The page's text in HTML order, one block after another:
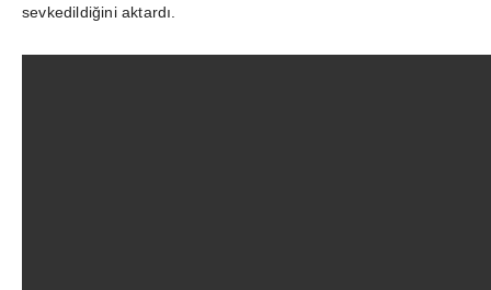
sevkedildiğini aktardı.